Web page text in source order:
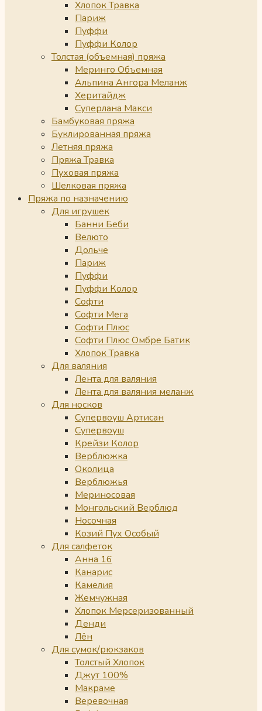
Хлопок Травка
Париж
Пуффи
Пуффи Колор
Толстая (объемная) пряжа
Меринго Объемная
Альпина Ангора Меланж
Херитайдж
Суперлана Макси
Бамбуковая пряжа
Буклированная пряжа
Летняя пряжа
Пряжа Травка
Пуховая пряжа
Шелковая пряжа
Пряжа по назначению
Для игрушек
Банни Беби
Велюто
Дольче
Париж
Пуффи
Пуффи Колор
Софти
Софти Мега
Софти Плюс
Софти Плюс Омбре Батик
Хлопок Травка
Для валяния
Лента для валяния
Лента для валяния меланж
Для носков
Супервоуш Артисан
Супервоуш
Крейзи Колор
Верблюжка
Околица
Верблюжья
Мериносовая
Монгольский Верблюд
Носочная
Козий Пух Особый
Для салфеток
Анна 16
Канарис
Камелия
Жемчужная
Хлопок Мерсеризованный
Денди
Лён
Для сумок/рюкзаков
Толстый Хлопок
Джут 100%
Макраме
Веревочная